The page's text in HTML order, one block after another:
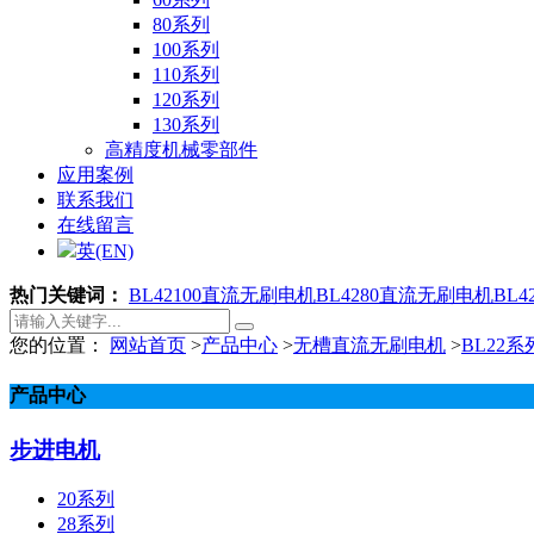
80系列
100系列
110系列
120系列
130系列
高精度机械零部件
应用案例
联系我们
在线留言
英(EN)
热门关键词： BL42100直流无刷电机BL4280直流无刷电机
您的位置： 网站首页 >产品中心 >无槽直流无刷电机 >BL22系
产品中心
步进电机
20系列
28系列